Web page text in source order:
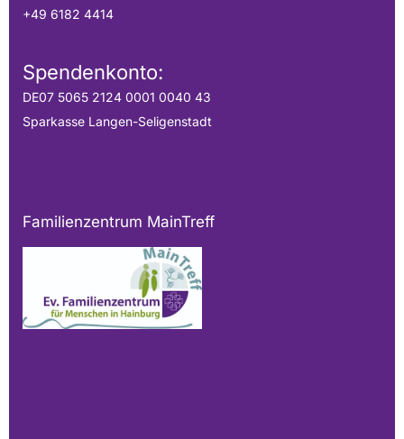
+49 6182 4414
Spendenkonto:
DE07 5065 2124 0001 0040 43
Sparkasse Langen-Seligenstadt
Familienzentrum MainTreff